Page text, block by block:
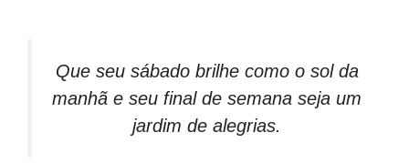
Que seu sábado brilhe como o sol da
manhã e seu final de semana seja um
jardim de alegrias.